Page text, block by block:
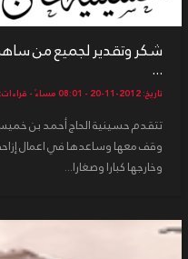
شكر وتقدير لجميع من
...
تاريخ: 2012-11-20 - 08:01 مساءً - قراءات: 3550
تتقدم حسينية الحاج أحمد بن
وقف معها وساعدها في اعمال
وخارجها كبارا وصغارا...